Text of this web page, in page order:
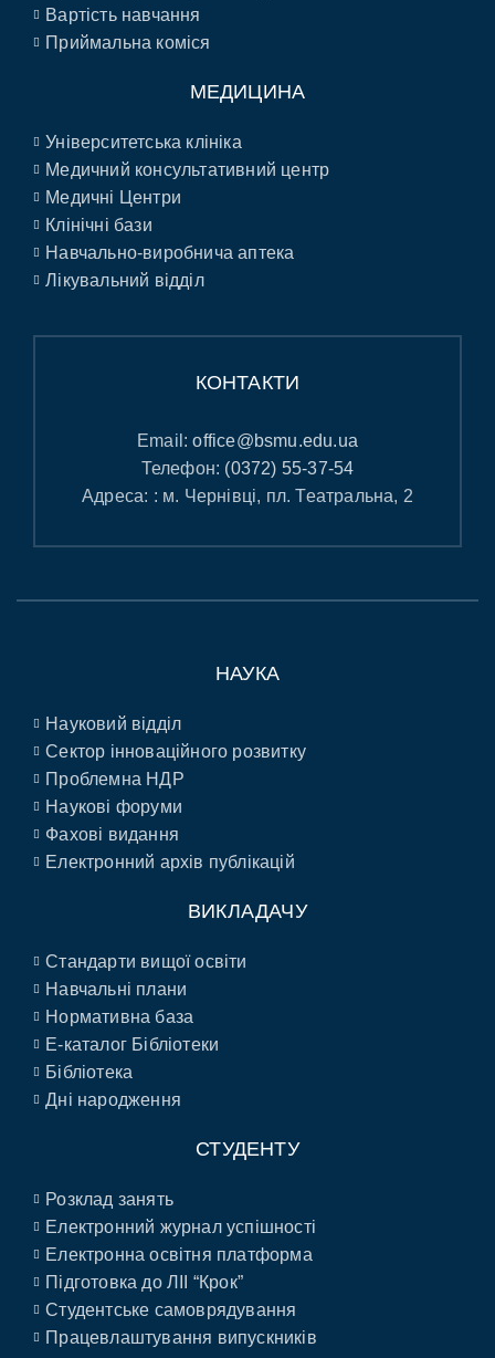
Вартість навчання
Приймальна коміся
МЕДИЦИНА
Університетська клініка
Медичний консультативний центр
Медичні Центри
Клінічні бази
Навчально-виробнича аптека
Лікувальний відділ
КОНТАКТИ
Email:office@bsmu.edu.ua
Телефон: (0372) 55-37-54
Адреса: : м. Чернівці, пл. Театральна, 2
НАУКА
Науковий відділ
Сектор інноваційного розвитку
Проблемна НДР
Наукові форуми
Фахові видання
Електронний архів публікацій
ВИКЛАДАЧУ
Стандарти вищої освіти
Навчальні плани
Нормативна база
E-каталог Бібліотеки
Бібліотека
Дні народження
СТУДЕНТУ
Розклад занять
Електронний журнал успішності
Електронна освітня платформа
Підготовка до ЛІІ “Крок”
Студентське самоврядування
Працевлаштування випускників